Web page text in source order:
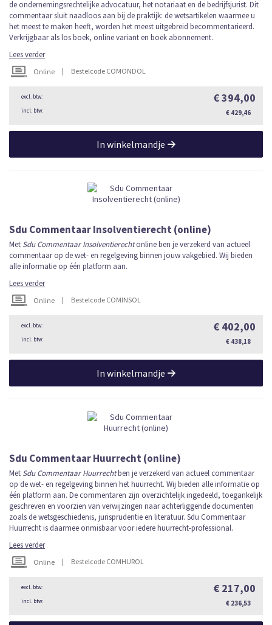
de ondernemingsrechtelijke advocatuur, het notariaat en de bedrijfsjurist. Dit
commentaar sluit naadloos aan bij de praktijk: de wetsartikelen waarmee u
het meest te maken heeft, worden het meest uitgebreid becommentarieerd.
Verkrijgbaar als los boek, online variant en boek abonnement.
Lees verder
Online | Bestelcode COMONDOL
€ 394,00
€ 429,46
In winkelmandje
Sdu Commentaar Insolventierecht (online)
Met Sdu Commentaar Insolventierechtonline ben je verzekerd van actueel
commentaar op de wet- en regelgeving binnen jouw vakgebied. Wij bieden
alle informatie op één platform aan.
Lees verder
Online | Bestelcode COMINSOL
€ 402,00
€ 438,18
In winkelmandje
Sdu Commentaar Huurrecht (online)
Met Sdu Commentaar Huurrechtben je verzekerd van actueel commentaar
op de wet- en regelgeving binnen het huurrecht. Wij bieden alle informatie op
één platform aan. De commentaren zijn overzichtelijk ingedeeld, toegankelijk
geschreven en voorzien van verwijzingen naar achterliggende documenten
zoals de wetsgeschiedenis, jurisprudentie en literatuur. Sdu Commentaar
Huurrecht is daarmee onmisbaar voor iedere huurrecht-professional.
Lees verder
Online | Bestelcode COMHUROL
€ 217,00
€ 236,53